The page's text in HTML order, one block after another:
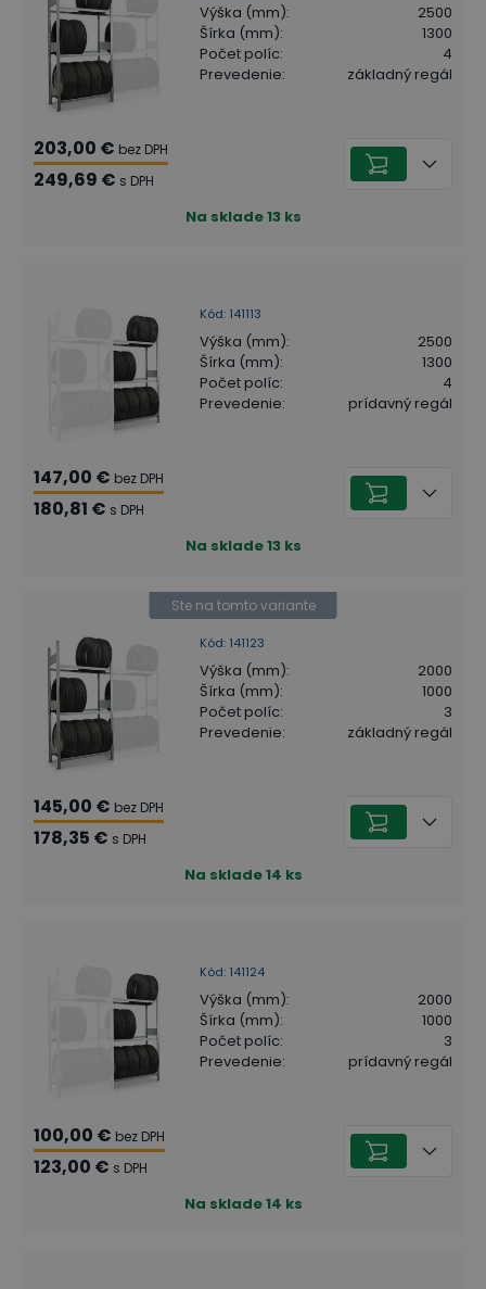
Výška (mm):
2500
Šírka (mm):
1300
Počet políc:
4
Prevedenie: základný regál
203,00 € bez DPH
249,69 € s DPH
Na sklade13 ks
Kód: 141113
Výška (mm):
2500
Šírka (mm):
1300
Počet políc:
4
Prevedenie: prídavný regál
147,00 € bez DPH
180,81 € s DPH
Na sklade13 ks
Kód: 141123
Ste na tomto variante
Výška (mm):
2000
Šírka (mm):
1000
Počet políc:
3
Prevedenie: základný regál
145,00 € bez DPH
178,35 € s DPH
Na sklade14 ks
Kód: 141124
Výška (mm):
2000
Šírka (mm):
1000
Počet políc:
3
Prevedenie: prídavný regál
100,00 € bez DPH
123,00 € s DPH
Na sklade14 ks